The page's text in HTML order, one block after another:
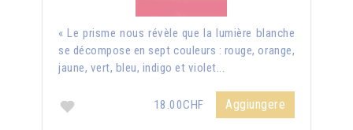
« Le prisme nous révèle que la lumière blanche
se décompose en sept couleurs : rouge, orange,
jaune, vert, bleu, indigo et violet...
18.00CHF Aggiungere